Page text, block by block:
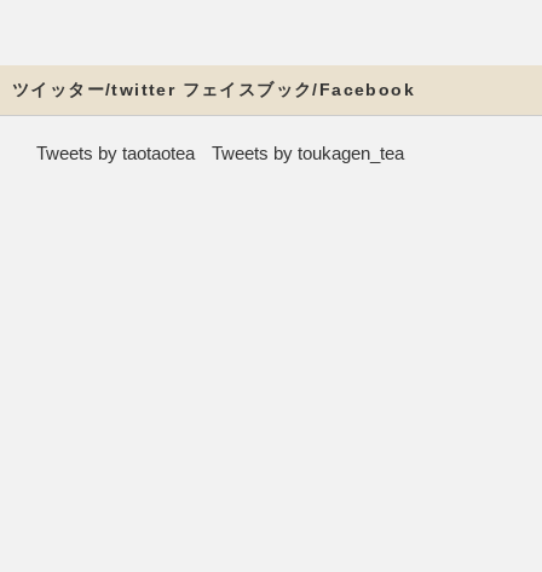
ツイッター/twitter フェイスブック/Facebook
Tweets by taotaotea Tweets by toukagen_tea